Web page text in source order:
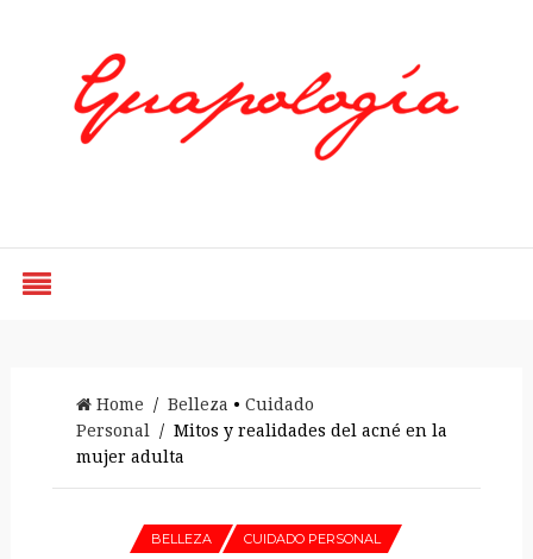
Home / Belleza • Cuidado
Personal
/ Mitos y realidades del acné en la
mujer adulta
BELLEZA CUIDADO PERSONAL